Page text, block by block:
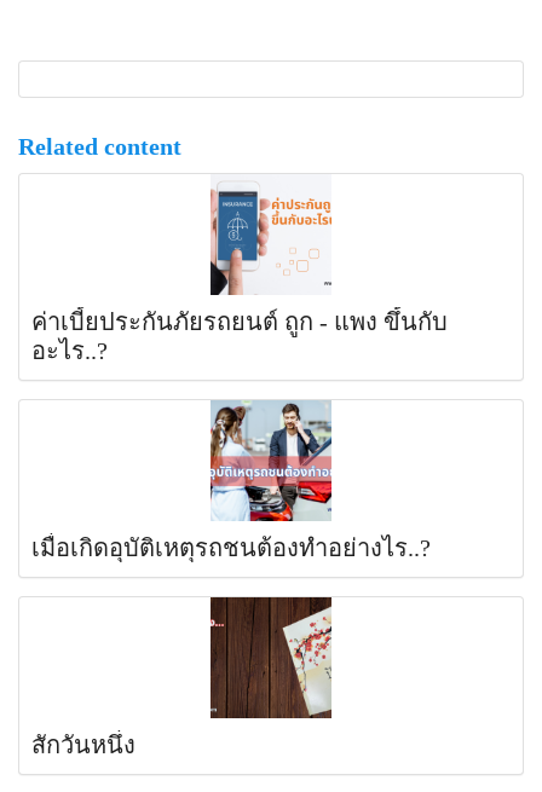
Related content
ค่าเบี้ยประกันภัยรถยนต์ ถูก - แพง ขึ้นกับ
อะไร..?
เมื่อเกิดอุบัติเหตุรถชนต้องทำอย่างไร..?
สักวันหนึ่ง